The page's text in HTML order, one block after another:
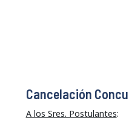
Cancelación
A los Sres. Postulantes: